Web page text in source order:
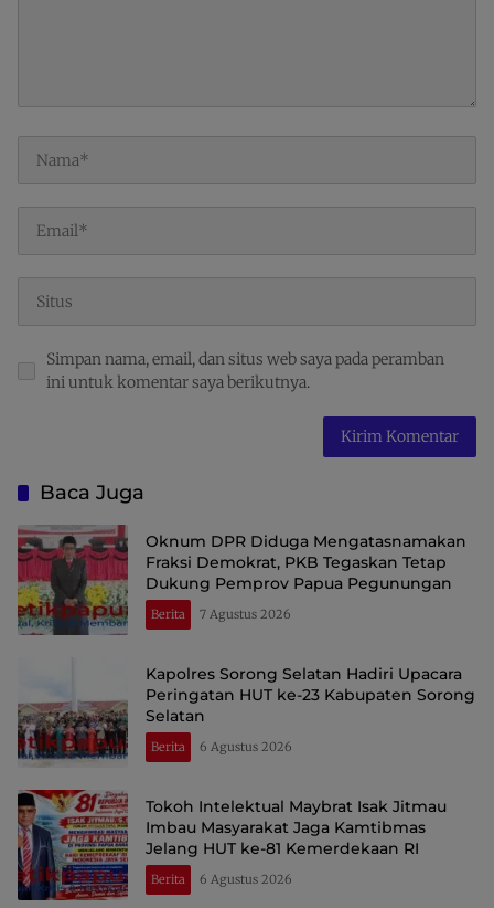
Simpan nama, email, dan situs web saya pada peramban
ini untuk komentar saya berikutnya.
Baca Juga
Oknum DPR Diduga Mengatasnamakan
Fraksi Demokrat, PKB Tegaskan Tetap
Dukung Pemprov Papua Pegunungan
Berita 7 Agustus 2026
Kapolres Sorong Selatan Hadiri Upacara
Peringatan HUT ke-23 Kabupaten Sorong
Selatan
Berita 6 Agustus 2026
Tokoh Intelektual Maybrat Isak Jitmau
Imbau Masyarakat Jaga Kamtibmas
Jelang HUT ke-81 Kemerdekaan RI
Berita 6 Agustus 2026